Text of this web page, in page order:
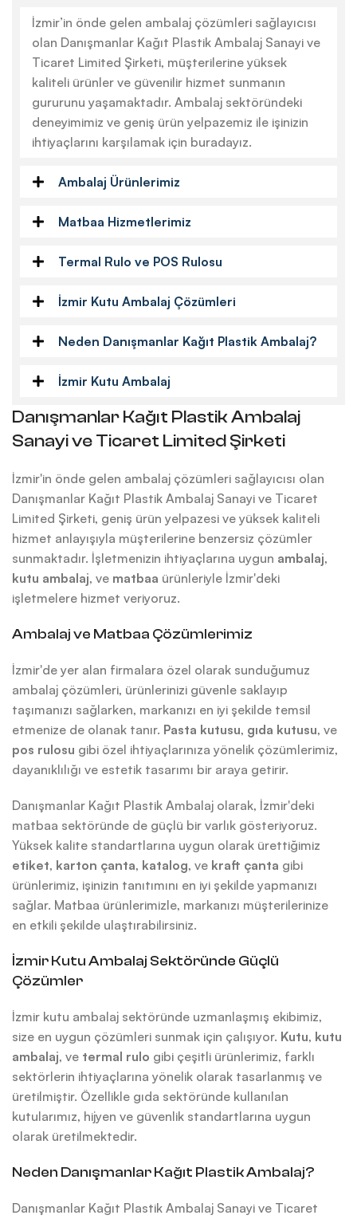
İzmir’in önde gelen ambalaj çözümleri sağlayıcısı
olan Danışmanlar Kağıt Plastik Ambalaj Sanayi ve
Ticaret Limited Şirketi, müşterilerine yüksek
kaliteli ürünler ve güvenilir hizmet sunmanın
gururunu yaşamaktadır. Ambalaj sektöründeki
deneyimimiz ve geniş ürün yelpazemiz ile işinizin
ihtiyaçlarını karşılamak için buradayız.
Ambalaj Ürünlerimiz
Matbaa Hizmetlerimiz
Termal Rulo ve POS Rulosu
İzmir Kutu Ambalaj Çözümleri
Neden Danışmanlar Kağıt Plastik Ambalaj?
İzmir Kutu Ambalaj
Danışmanlar Kağıt Plastik Ambalaj
Sanayi ve Ticaret Limited Şirketi
İzmir'in önde gelen ambalaj çözümleri sağlayıcısı olan
Danışmanlar Kağıt Plastik Ambalaj Sanayi ve Ticaret
Limited Şirketi, geniş ürün yelpazesi ve yüksek kaliteli
hizmet anlayışıyla müşterilerine benzersiz çözümler
sunmaktadır. İşletmenizin ihtiyaçlarına uygun ambalaj,
kutu ambalaj, ve matbaa ürünleriyle İzmir'deki
işletmelere hizmet veriyoruz.
Ambalaj ve Matbaa Çözümlerimiz
İzmir'de yer alan firmalara özel olarak sunduğumuz
ambalaj çözümleri, ürünlerinizi güvenle saklayıp
taşımanızı sağlarken, markanızı en iyi şekilde temsil
etmenize de olanak tanır. Pasta kutusu, gıda kutusu, ve
pos rulosu gibi özel ihtiyaçlarınıza yönelik çözümlerimiz,
dayanıklılığı ve estetik tasarımı bir araya getirir.
Danışmanlar Kağıt Plastik Ambalaj olarak, İzmir'deki
matbaa sektöründe de güçlü bir varlık gösteriyoruz.
Yüksek kalite standartlarına uygun olarak ürettiğimiz
etiket, karton çanta, katalog, ve kraft çanta gibi
ürünlerimiz, işinizin tanıtımını en iyi şekilde yapmanızı
sağlar. Matbaa ürünlerimizle, markanızı müşterilerinize
en etkili şekilde ulaştırabilirsiniz.
İzmir Kutu Ambalaj Sektöründe Güçlü
Çözümler
İzmir kutu ambalaj sektöründe uzmanlaşmış ekibimiz,
size en uygun çözümleri sunmak için çalışıyor. Kutu, kutu
ambalaj, ve termal rulo gibi çeşitli ürünlerimiz, farklı
sektörlerin ihtiyaçlarına yönelik olarak tasarlanmış ve
üretilmiştir. Özellikle gıda sektöründe kullanılan
kutularımız, hijyen ve güvenlik standartlarına uygun
olarak üretilmektedir.
Neden Danışmanlar Kağıt Plastik Ambalaj?
Danışmanlar Kağıt Plastik Ambalaj Sanayi ve Ticaret